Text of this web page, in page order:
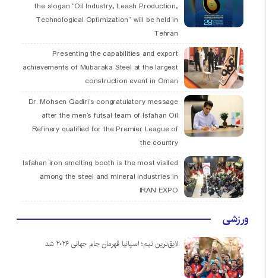
the slogan “Oil Industry, Leash Production,
Technological Optimization” will be held in
Tehran
Presenting the capabilities and export
achievements of Mubaraka Steel at the largest
construction event in Oman
Dr. Mohsen Qadiri’s congratulatory message
after the men’s futsal team of Isfahan Oil
Refinery qualified for the Premier League of
the country
Isfahan iron smelting booth is the most visited
among the steel and mineral industries in
IRAN EXPO
ورزشی
لایق‌ترین تیم؛ اسپانیا قهرمان جام جهانی ۲۰۲۶ شد